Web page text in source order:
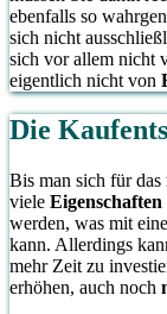
ebenfalls so
sich nicht
sich vor allem nicht
eigentlich nicht von
Die
Bis man sich für das
viele Eigenschaften
werden, was mit
kann. Allerdings
mehr Zeit zu
erhöhen, auch noch